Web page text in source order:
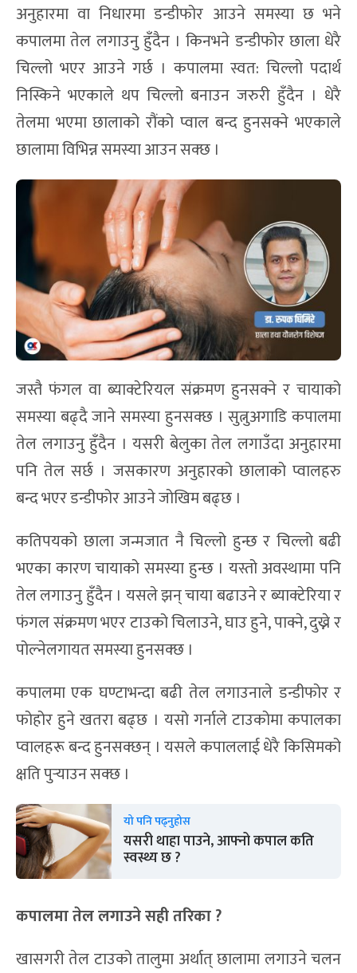
अनुहारमा वा निधारमा डन्डीफोर आउने समस्या छ भने
कपालमा तेल लगाउनु हुँदैन । किनभने डन्डीफोर छाला धेरै
चिल्लो भएर आउने गर्छ । कपालमा स्वत: चिल्लो पदार्थ
निस्किने भएकाले थप चिल्लो बनाउन जरुरी हुँदैन । धेरै
तेलमा भएमा छालाको रौंको प्वाल बन्द हुनसक्ने भएकाले
छालामा विभिन्न समस्या आउन सक्छ ।
जस्तै फंगल वा ब्याक्टेरियल संक्रमण हुनसक्ने र चायाको
समस्या बढ्दै जाने समस्या हुनसक्छ । सुत्नुअगाडि कपालमा
तेल लगाउनु हुँदैन । यसरी बेलुका तेल लगाउँदा अनुहारमा
पनि तेल सर्छ । जसकारण अनुहारको छालाको प्वालहरु
बन्द भएर डन्डीफोर आउने जोखिम बढ्छ ।
कतिपयको छाला जन्मजात नै चिल्लो हुन्छ र चिल्लो बढी
भएका कारण चायाको समस्या हुन्छ । यस्तो अवस्थामा पनि
तेल लगाउनु हुँदैन । यसले झन् चाया बढाउने र ब्याक्टेरिया र
फंगल संक्रमण भएर टाउको चिलाउने, घाउ हुने, पाक्ने, दुख्ने र
पोल्नेलगायत समस्या हुनसक्छ ।
कपालमा एक घण्टाभन्दा बढी तेल लगाउनाले डन्डीफोर र
फोहोर हुने खतरा बढ्छ । यसो गर्नाले टाउकोमा कपालका
प्वालहरू बन्द हुनसक्छन् । यसले कपाललाई धेरै किसिमको
क्षति पुर्‍याउन सक्छ ।
यो पनि पढ्नुहोस
यसरी थाहा पाउने, आफ्नो कपाल कति
स्वस्थ्य छ ?
कपालमा तेल लगाउने सहीतरिका ?
खासगरी तेल टाउको तालुमा अर्थात् छालामा लगाउने चलन